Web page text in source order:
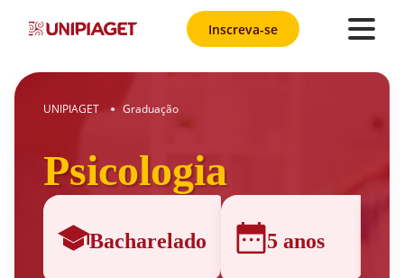
Inscreva-se
UNIPIAGET ● Graduação
Psicologia
Bacharelado 5 anos